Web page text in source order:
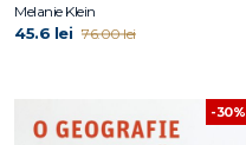
Melanie Klein
45.6 lei 76.00 lei
-30%